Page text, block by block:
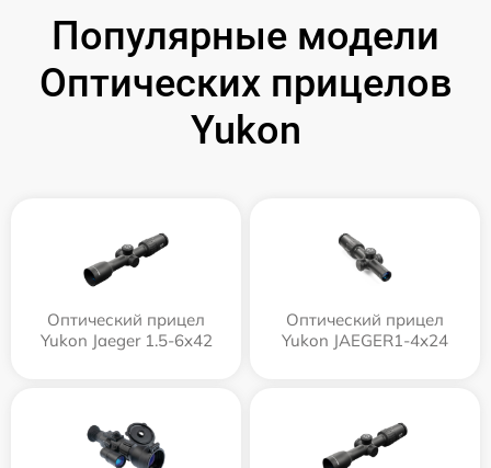
Популярные модели
Оптических прицелов
Yukon
Оптический прицел
Yukon Jaeger 1.5-6x42
Оптический прицел
Yukon JAEGER1-4x24